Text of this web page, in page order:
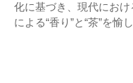
化に基づき、現代にお
による“香り”と“茶”を愉